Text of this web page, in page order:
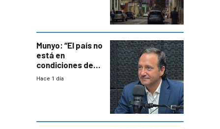
Munyo: “El país no
está en
condiciones de
enfrentar una
Hace 1 día